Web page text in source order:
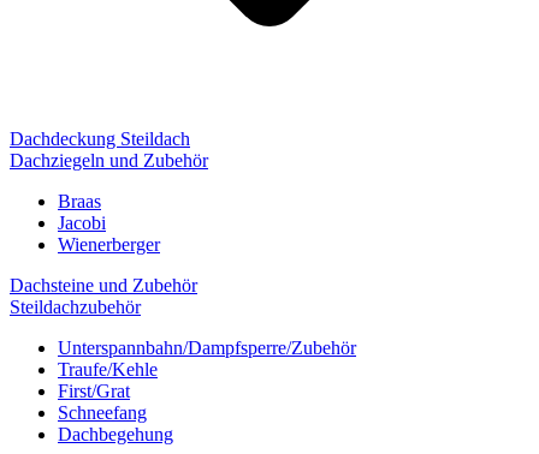
Dachdeckung Steildach
Dachziegeln und Zubehör
Braas
Jacobi
Wienerberger
Dachsteine und Zubehör
Steildachzubehör
Unterspannbahn/Dampfsperre/Zubehör
Traufe/Kehle
First/Grat
Schneefang
Dachbegehung